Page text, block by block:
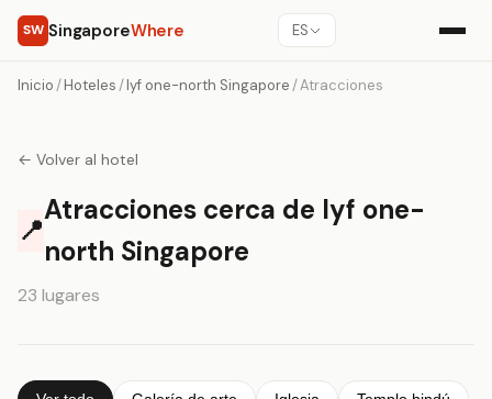
SW SingaporeWhere ES
Inicio /Hoteles /lyf one-north Singapore /Atracciones
← Volver al hotel
📍
Atracciones cerca de lyf one-
north Singapore
23 lugares